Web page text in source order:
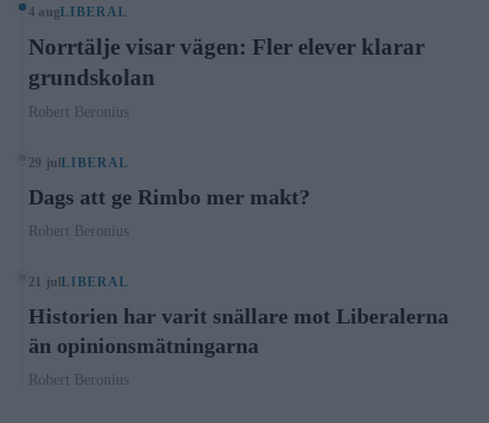
4 augLIBERAL
Norrtälje visar vägen: Fler elever klarar
grundskolan
Robert Beronius
29 julLIBERAL
Dags att ge Rimbo mer makt?
Robert Beronius
21 julLIBERAL
Historien har varit snällare mot Liberalerna
än opinionsmätningarna
Robert Beronius